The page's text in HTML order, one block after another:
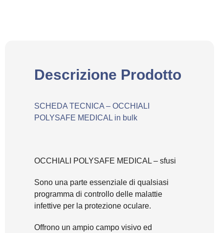
Descrizione Prodotto
SCHEDA TECNICA – OCCHIALI
POLYSAFE MEDICAL in bulk
OCCHIALI POLYSAFE MEDICAL – sfusi
Sono una parte essenziale di qualsiasi
programma di controllo delle malattie
infettive per la protezione oculare.
Offrono un ampio campo visivo ed